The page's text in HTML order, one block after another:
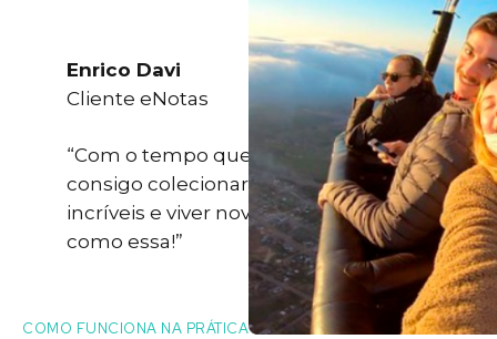
Enrico Davi
Cliente eNotas
“Com o tempo que eu ganho eu
consigo colecionar momentos
incríveis e viver novas experiências
como essa!”
COMO FUNCIONA NA PRÁTICA